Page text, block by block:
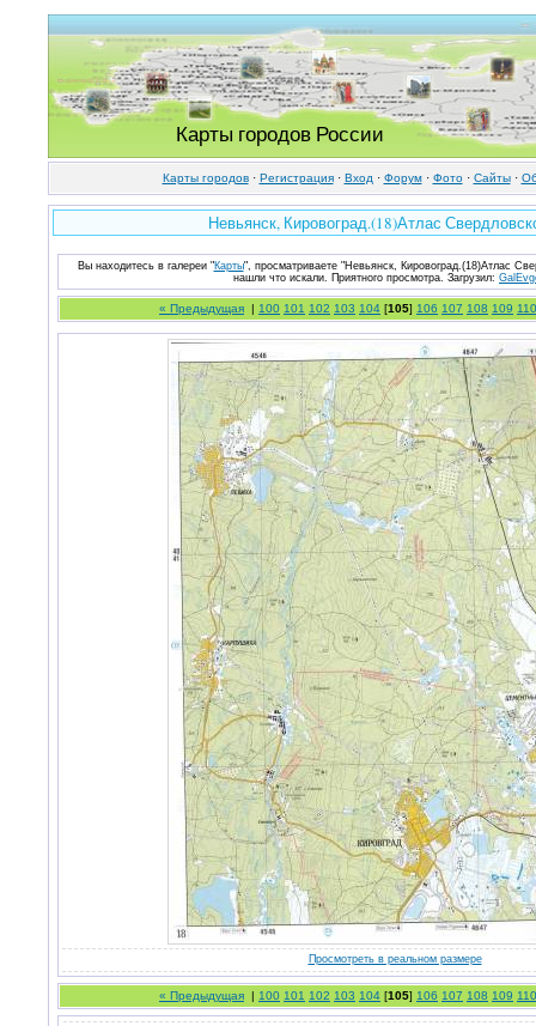
Карты городов России
Карты городов· Регистрация· Вход · Форум· Фото· Cайты·
Невьянск, Кировоград.(18)Атлас
Вы находитесь в галереи "Карты", просматриваете "Невьянск, Кировоград.(18)Атлас
нашли что искали. Приятного просмотра. Загрузил:
« Предыдущая | 100 101 102 103 104 [105] 106 107 108 109 110
Просмотреть в реальном размере
« Предыдущая | 100 101 102 103 104 [105] 106 107 108 109 110